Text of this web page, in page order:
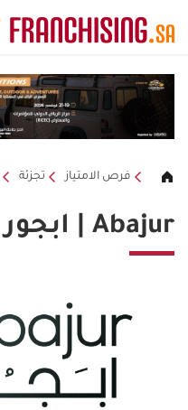
فرص الامتياز تجزئة
Abajur | ابجور